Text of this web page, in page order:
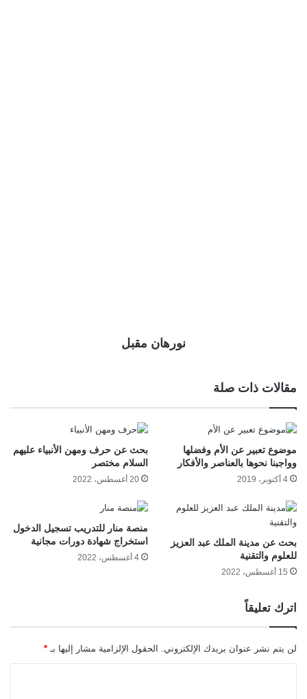
نورهان مقبل
مقالات ذات صلة
موضوع تعبير عن الأم وفضلها
وواجبنا نحوها بالعناصر والأفكار
4 أكتوبر، 2019
بحث عن حرف ومهن الأنبياء عليهم
السلام مختصر
20 أغسطس، 2022
بحث عن مدينة الملك عبد العزيز
للعلوم والتقنية
15 أغسطس، 2022
منصة منار للتدريب تسجيل الدخول
استخراج شهادة دورات مجانية
4 أغسطس، 2022
اترك تعليقاً
لن يتم نشر عنوان بريدك الإلكتروني. الحقول الإلزامية مشار إليها بـ *